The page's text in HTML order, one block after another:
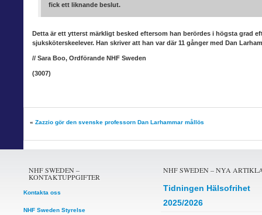
fick ett liknande beslut.
Detta är ett ytterst märkligt besked eftersom han berördes i högsta grad
sjuksköterskeelever. Han skriver att han var där 11 gånger med Dan
// Sara Boo, Ordförande NHF Sweden
(3007)
« Zazzio gör den svenske professorn Dan Larhammar mållös
NHF SWEDEN –
KONTAKTUPPGIFTER
Kontakta oss
NHF Sweden Styrelse
NHF SWEDEN – NYA
Tidningen Hälsofrihet
2025/2026